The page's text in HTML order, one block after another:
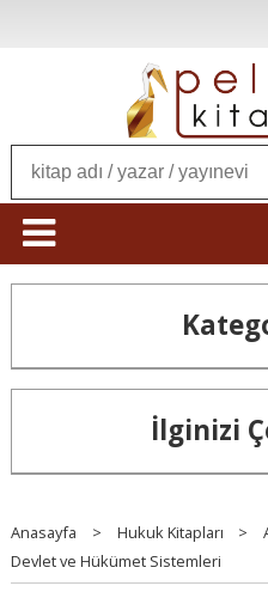
İlginizi
Anasayfa > Hukuk Kitapları >
Devlet ve Hükümet Sistemleri